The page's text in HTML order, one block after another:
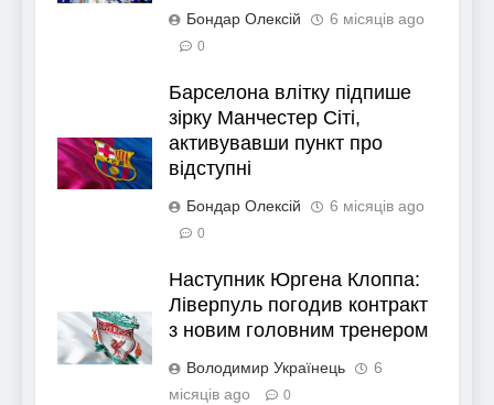
Бондар Олексій 6 місяців ago
0
Барселона влітку підпише
зірку Манчестер Сіті,
активувавши пункт про
відступні
Бондар Олексій 6 місяців ago
0
Наступник Юргена Клоппа:
Ліверпуль погодив контракт
з новим головним тренером
Володимир Українець
6
місяців ago
0